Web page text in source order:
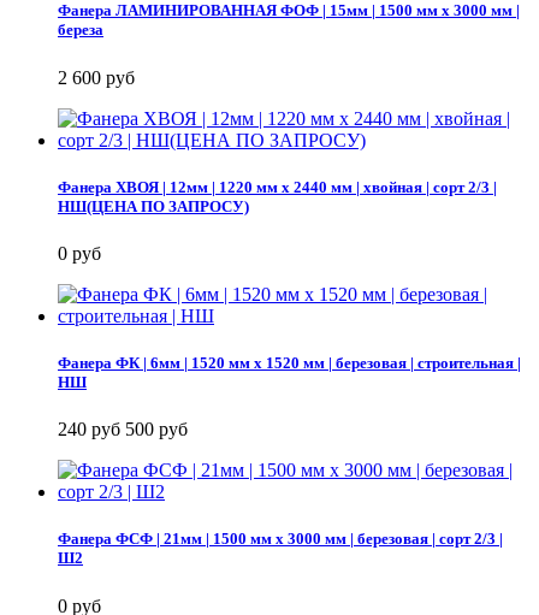
Фанера ЛАМИНИРОВАННАЯ ФОФ | 15мм | 1500 мм х 3000 мм |
береза
2 600 руб
Фанера ХВОЯ | 12мм | 1220 мм х 2440 мм | хвойная | сорт 2/3 |
НШ(ЦЕНА ПО ЗАПРОСУ)
0 руб
Фанера ФК | 6мм | 1520 мм х 1520 мм | березовая | строительная |
НШ
240 руб 500 руб
Фанера ФСФ | 21мм | 1500 мм х 3000 мм | березовая | сорт 2/3 |
Ш2
0 руб